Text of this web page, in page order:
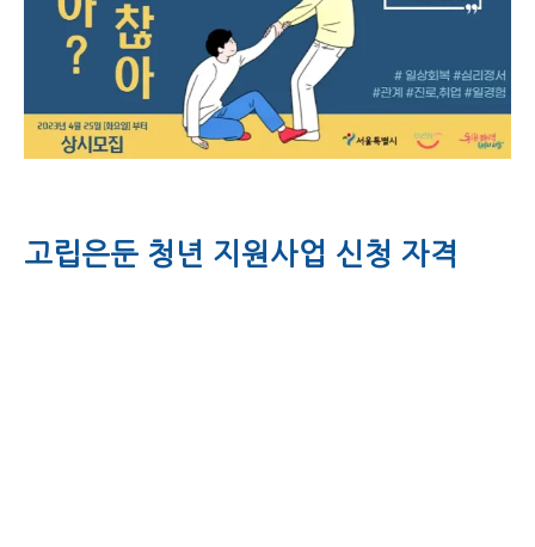
고립은둔 청년 지원사업 신청 자격